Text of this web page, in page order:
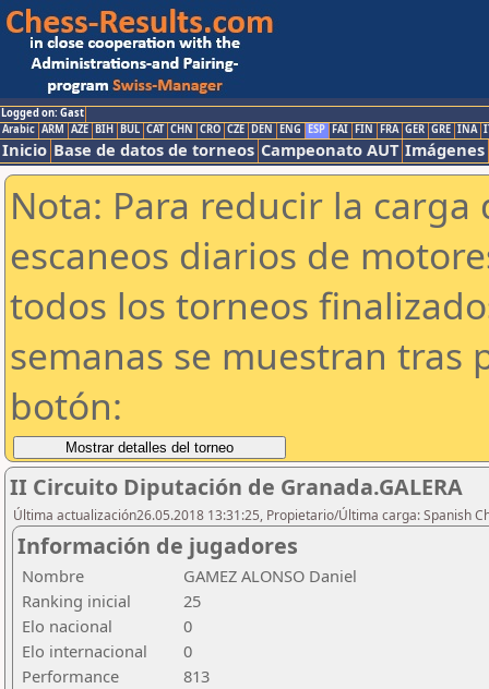
Logged on: Gast
Arabic ARM AZE BIH BUL CAT CHN CRO CZE DEN ENG ESP FAI FIN FRA GER GRE INA
Inicio Base de datos de torneos Campeonato AUT Imágenes
Nota: Para reducir la
escaneos diarios de
todos los torneos
semanas se muestran tras
botón:
II Circuito Diputación de Granada.GALERA
Última actualización26.05.2018 13:31:25, Propietario/Última carga: Spanish
Información de jugadores
Nombre
GAMEZ ALONSO Daniel
Ranking inicial
25
Elo nacional
0
Elo internacional
0
Performance
813